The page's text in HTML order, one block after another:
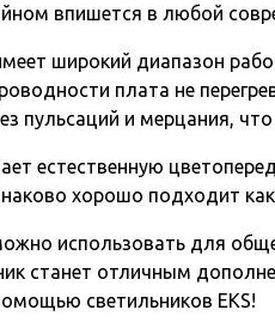
впишется в любой
широкий диапазон
плата не
пульсаций и мерцания,
естественную
хорошо подходит
использовать для
станет отличным
светильников EKS!